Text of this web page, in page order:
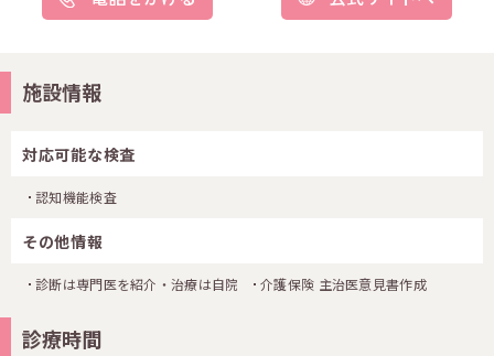
施設情報
対応可能な検査
認知機能検査
その他情報
診断は専門医を紹介・治療は自院 介護保険 主治医意見書作成
診療時間